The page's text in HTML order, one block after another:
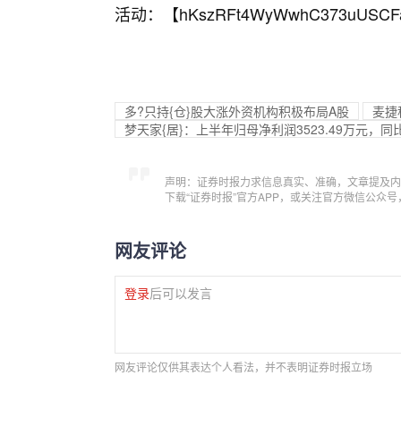
活动：【
多?只持{仓}股大涨外资机构积极布局A股
麦捷
梦天家{居}：上半年归母净利润3523.49万元，同
声明：证券时报力求信息真实、准确，文章提及
下载“证券时报”官方APP，或关注官方微信公众
网友评论
登录后可以发言
网友评论仅供其表达个人看法，并不表明证券时报立场